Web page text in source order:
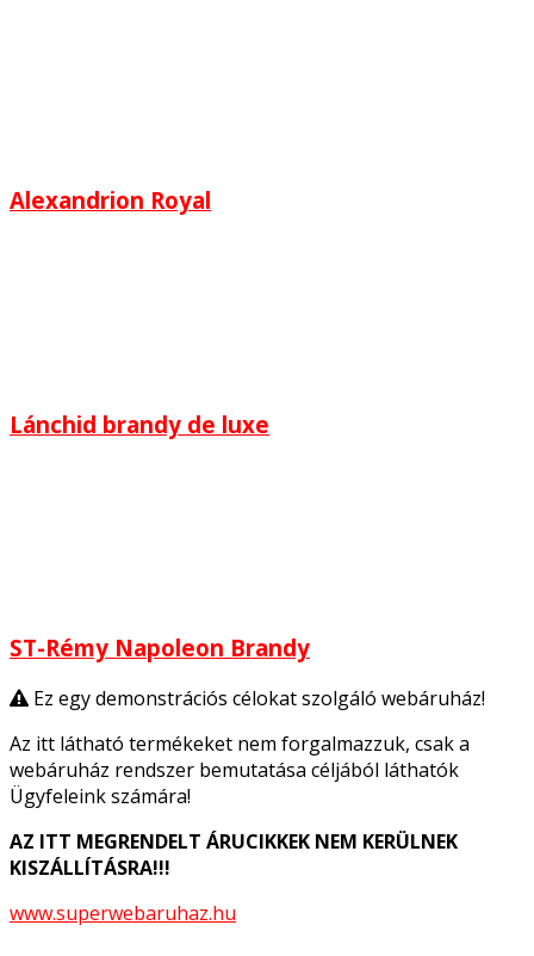
Alexandrion Royal
Lánchid brandy de luxe
ST-Rémy Napoleon Brandy
Ez egy demonstrációs célokat szolgáló webáruház!
Az itt látható termékeket nem forgalmazzuk, csak a
webáruház rendszer bemutatása céljából láthatók
Ügyfeleink számára!
AZ ITT MEGRENDELT ÁRUCIKKEK NEM KERÜLNEK
KISZÁLLÍTÁSRA!!!
www.superwebaruhaz.hu